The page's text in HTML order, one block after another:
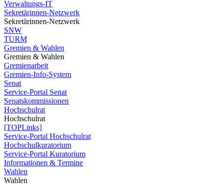
Verwaltungs-IT
Sekretärinnen-Netzwerk
Sekretärinnen-Netzwerk
SNW
TURM
Gremien & Wahlen
Gremien & Wahlen
Gremienarbeit
Gremien-Info-System
Senat
Service-Portal Senat
Senatskommissionen
Hochschulrat
Hochschulrat
[TOPLinks]
Service-Portal Hochschulrat
Hochschulkuratorium
Service-Portal Kuratorium
Informationen & Termine
Wahlen
Wahlen